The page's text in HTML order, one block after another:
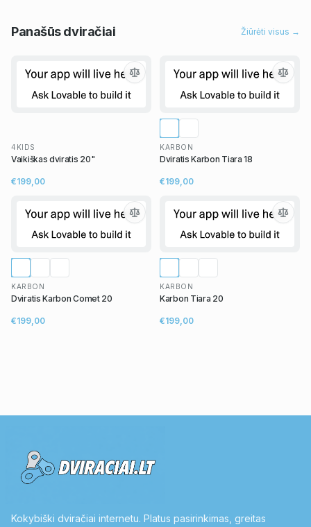
Panašūsdviračiai Žiūrėti visus →
4KIDS
Vaikiškas dviratis 20"
€199,00
KARBON
Dviratis Karbon Tiara 18
€199,00
KARBON
Dviratis Karbon Comet 20
€199,00
KARBON
Karbon Tiara 20
€199,00
Kokybiški dviračiai internetu. Platus pasirinkimas, greitas